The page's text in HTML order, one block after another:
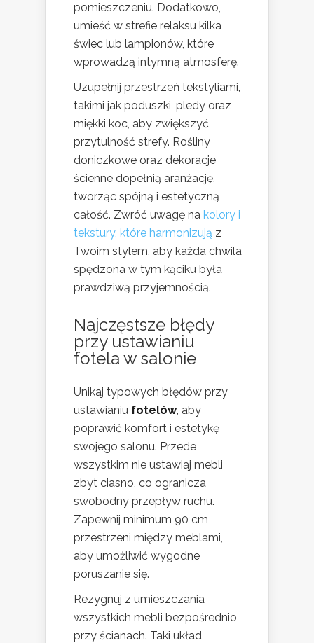
pomieszczeniu. Dodatkowo,
umieść w strefie relaksu kilka
świec lub lampionów, które
wprowadzą intymną atmosferę.
Uzupełnij przestrzeń tekstyliami,
takimi jak poduszki, pledy oraz
miękki koc, aby zwiększyć
przytulność strefy. Rośliny
doniczkowe oraz dekoracje
ścienne dopełnią aranżację,
tworząc spójną i estetyczną
całość. Zwróć uwagę na kolory i
tekstury, które harmonizują z
Twoim stylem, aby każda chwila
spędzona w tym kąciku była
prawdziwą przyjemnością.
Najczęstsze błędy
przy ustawianiu
fotela w salonie
Unikaj typowych błędów przy
ustawianiu fotelów, aby
poprawić komfort i estetykę
swojego salonu. Przede
wszystkim nie ustawiaj mebli
zbyt ciasno, co ogranicza
swobodny przepływ ruchu.
Zapewnij minimum 90 cm
przestrzeni między meblami,
aby umożliwić wygodne
poruszanie się.
Rezygnuj z umieszczania
wszystkich mebli bezpośrednio
przy ścianach. Taki układ